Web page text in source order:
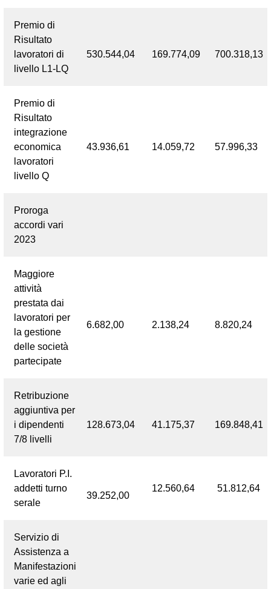
Premio di
Risultato
lavoratori di
livello L1-LQ
530.544,04 169.774,09 700.318,13
Premio di
Risultato
integrazione
economica
lavoratori
livello Q
43.936,61 14.059,72 57.996,33
Proroga
accordi vari
2023
Maggiore
attività
prestata dai
lavoratori per
la gestione
delle società
partecipate
6.682,00 2.138,24 8.820,24
Retribuzione
aggiuntiva per
i dipendenti
7/8 livelli
128.673,04 41.175,37 169.848,41
Lavoratori P.I.
addetti turno
serale
39.252,00
12.560,64 51.812,64
Servizio di
Assistenza a
Manifestazioni
varie ed agli